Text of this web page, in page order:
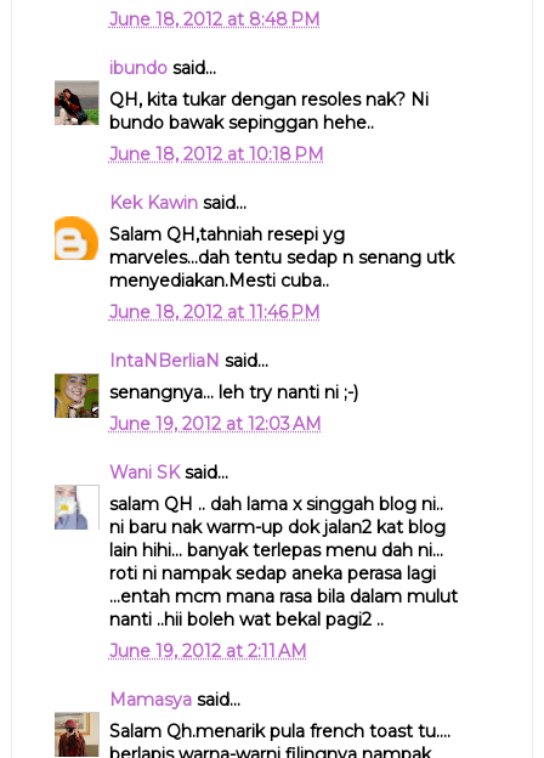
June 18, 2012 at 8:48 PM
ibundosaid...
QH, kita tukar dengan resoles nak? Ni
bundo bawak sepinggan hehe..
June 18, 2012 at 10:18 PM
Kek Kawinsaid...
Salam QH,tahniah resepi yg
marveles...dah tentu sedap n senang utk
menyediakan.Mesti cuba..
June 18, 2012 at 11:46 PM
IntaNBerliaN said...
senangnya... leh try nanti ni ;-)
June 19, 2012 at 12:03 AM
Wani SKsaid...
salam QH .. dah lama x singgah blog ni..
ni baru nak warm-up dok jalan2 kat blog
lain hihi... banyak terlepas menu dah ni...
roti ni nampak sedap aneka perasa lagi
...entah mcm mana rasa bila dalam mulut
nanti ..hii boleh wat bekal pagi2 ..
June 19, 2012 at 2:11 AM
Mamasyasaid...
Salam Qh.menarik pula french toast tu....